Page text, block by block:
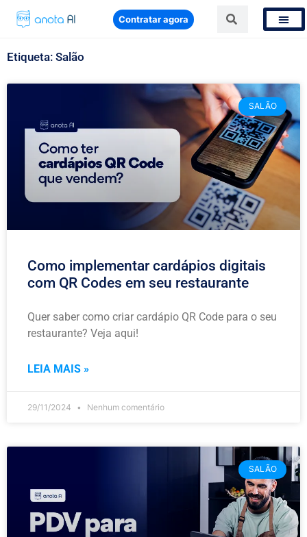
Contratar agora
Etiqueta: Salão
SALÃO
Como implementar cardápios digitais
com QR Codes em seu restaurante
Quer saber como criar cardápio QR Code para o seu
restaurante? Veja aqui!
LEIA MAIS »
29/11/2024 Nenhum comentário
SALÃO